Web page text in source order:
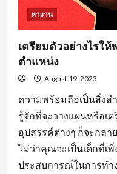
หางาน
เตรียมตัวอย่างไรใ
ตำแหน่ง
August 19, 2023
ความพร้อมถือเป็นสิ่ง
รู้จักที่จะวางแผนหรือเ
อุปสรรค์ต่างๆ ก็จะกลา
ไม่ว่าคุณจะเป็นเด็กที่เ
ประสบการณ์ในการทำ